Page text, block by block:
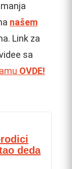
našem
Link za
sa
OVDE!
deda